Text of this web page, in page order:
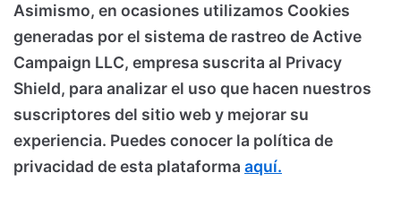
Asimismo, en ocasiones utilizamos Cookies
generadas por el sistema de rastreo de Active
Campaign LLC, empresa suscrita al Privacy
Shield, para analizar el uso que hacen nuestros
suscriptores del sitio web y mejorar su
experiencia. Puedes conocer la política de
privacidad de esta plataforma aquí.